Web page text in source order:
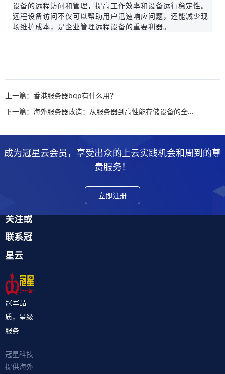
设备的远程访问和管理，提高工作效率和设备运行稳定性。
远程设备访问不仅可以帮助用户迅速响应问题，还能减少现
场维护成本，是企业管理远程设备的重要利器。
上一篇：香港服务器bgp有什么用？
下一篇：海外服务器改造：从服务器到高性能存储设备的全面指南
成为冠星云会员，享受出众的上云实践机会和周到的尊
贵服务！
立即注册
关注或
联系冠
星云
冠军品
质，星级
服务
冠星科技
提供海外